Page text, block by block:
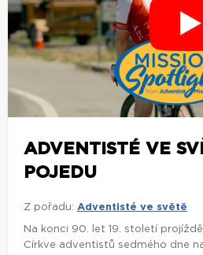
ADVENTISTÉ VE
POJEDU
Z pořadu: Adventisté ve světě
Na konci 90. let 19. století
Církve adventistů sedmého dne